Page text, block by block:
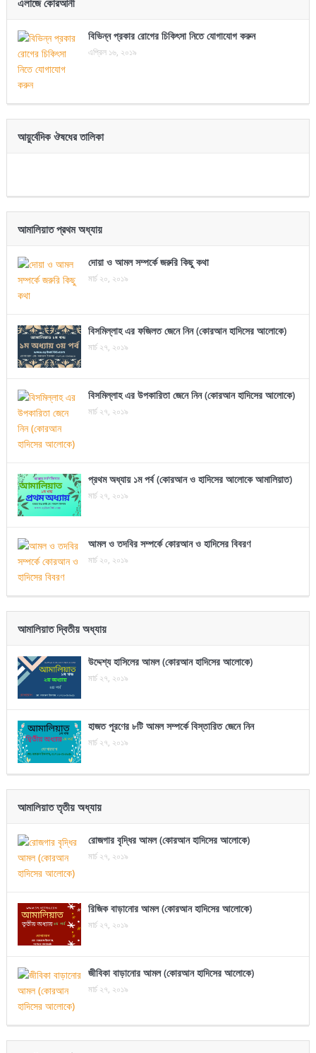
এলাজে কোরআনী
বিভিন্ন প্রকার রোগের চিকিৎসা নিতে যোগাযোগ করুন
এপ্রিল ১৬, ২০১৯
আয়ুর্বেদিক ঔষধের তালিকা
আমালিয়াত প্রথম অধ্যায়
দোয়া ও আমল সম্পর্কে জরুরি কিছু কথা
মার্চ ২০, ২০১৯
বিসমিল্লাহ এর ফজিলত জেনে নিন (কোরআন হাদিসের আলোকে)
মার্চ ২৭, ২০১৯
বিসমিল্লাহ এর উপকারিতা জেনে নিন (কোরআন হাদিসের আলোকে)
মার্চ ২৭, ২০১৯
প্রথম অধ্যায় ১ম পর্ব (কোরআন ও হাদিসের আলোকে আমালিয়াত)
মার্চ ২৭, ২০১৯
আমল ও তদবির সম্পর্কে কোরআন ও হাদিসের বিবরণ
মার্চ ২০, ২০১৯
আমালিয়াত দ্বিতীয় অধ্যায়
উদ্দেশ্য হাসিলের আমল (কোরআন হাদিসের আলোকে)
মার্চ ২৭, ২০১৯
হাজত পূরণের ৮টি আমল সম্পর্কে বিস্তারিত জেনে নিন
মার্চ ২৭, ২০১৯
আমালিয়াত তৃতীয় অধ্যায়
রোজগার বৃদ্ধির আমল (কোরআন হাদিসের আলোকে)
মার্চ ২৭, ২০১৯
রিজিক বাড়ানোর আমল (কোরআন হাদিসের আলোকে)
মার্চ ২৭, ২০১৯
জীবিকা বাড়ানোর আমল (কোরআন হাদিসের আলোকে)
মার্চ ২৭, ২০১৯